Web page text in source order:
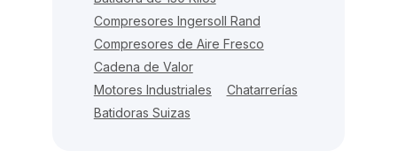
Compresores Ingersoll Rand
Compresores de Aire Fresco
Cadena de Valor
Motores Industriales
Chatarrerías
Batidoras Suizas